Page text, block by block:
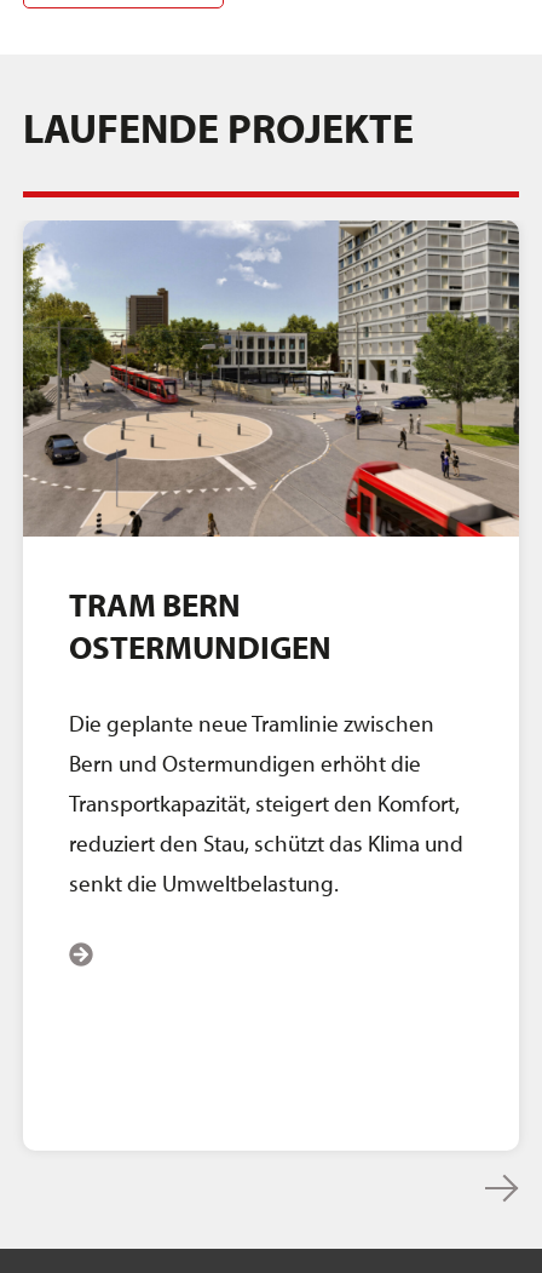
LAUFENDE PROJEKTE
TRAM BERN
OSTERMUNDIGEN
Die geplante neue Tramlinie zwischen
Bern und Ostermundigen erhöht die
Transportkapazität, steigert den Komfort,
reduziert den Stau, schützt das Klima und
senkt die Umweltbelastung.